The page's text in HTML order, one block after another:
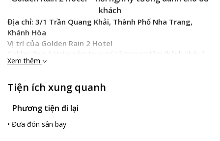
khách
Địa chỉ: 3/1 Trần Quang Khải, Thành Phố Nha Trang,
Khánh Hòa
Vị trí của Golden Rain 2 Hotel
Golden Rain 2 Hotel nằm tại vị trí cách trung tâm thành phố và
cách bãi biển Nha Trang xinh đẹp 500m. Đến nghỉ tại khách sạn
yên bình, không khí trong lành. Bên cạnh đó, khách vẫn tiếp tục
có nhiều hoạt động giải trí, tham quan các địa điểm du lịch nổi
tiếng.
Với kiến trúc hiện đại
Xem thêm
Tiện ích xung quanh
Phương tiện đi lại
• Đưa đón sân bay